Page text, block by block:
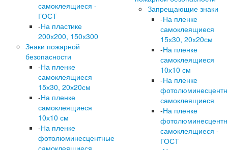
самоклеящиеся -
ГОСТ
-На пластике
200х200, 150х300
Знаки пожарной
безопасности
-На пленке
самоклеящиеся
15х30, 20х20см
-На пленке
самоклеящиеся
10х10 см
-На пленке
фотолюминесцентные
Запрещающие знаки
-На пленке
самоклеящиеся
15х30, 20х20см
-На пленке
самоклеящиеся
10х10 см
-На пленке
самоклеящиеся
-На пленке
самоклеящиеся -
ГОСТ